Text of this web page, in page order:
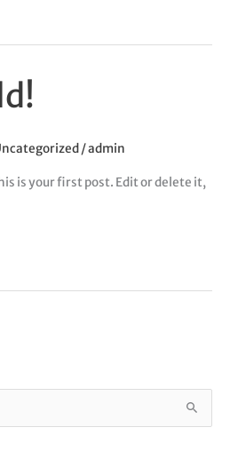
/admin
is your first post. Edit or delete it,